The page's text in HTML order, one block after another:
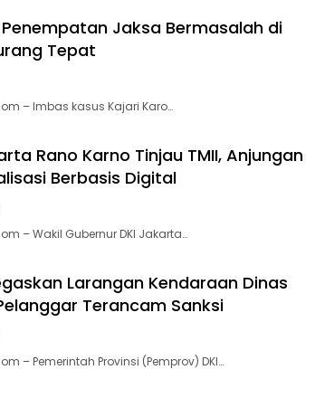
Jaksa Bermasalah di
Tepat
– Imbas kasus Kajari Karo…
Rano Karno Tinjau TMII, Anjungan
Berbasis Digital
– Wakil Gubernur DKI Jakarta…
Larangan Kendaraan Dinas
Terancam Sanksi
– Pemerintah Provinsi (Pemprov) DKI…